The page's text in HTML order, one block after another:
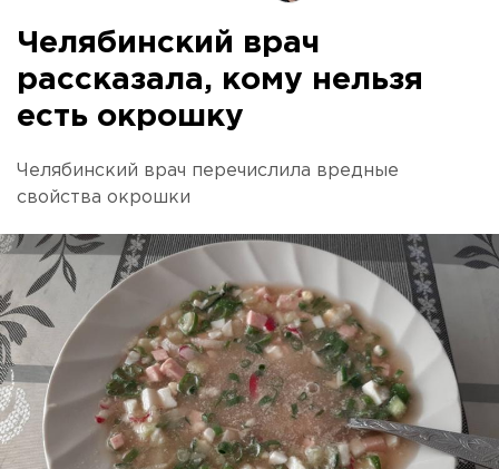
Челябинский врач
рассказала, кому нельзя
есть окрошку
Челябинский врач перечислила вредные
свойства окрошки